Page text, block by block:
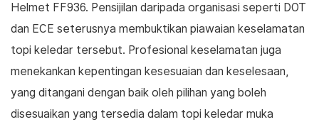
Helmet FF936. Pensijilan daripada organisasi seperti DOT
dan ECE seterusnya membuktikan piawaian keselamatan
topi keledar tersebut. Profesional keselamatan juga
menekankan kepentingan kesesuaian dan keselesaan,
yang ditangani dengan baik oleh pilihan yang boleh
disesuaikan yang tersedia dalam topi keledar muka